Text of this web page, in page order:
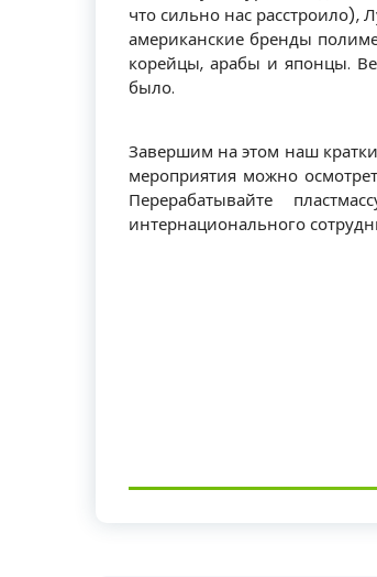
что сильно нас расстроило),
американские бренды
корейцы, арабы и японцы.
было.
Завершим на этом наш
мероприятия можно
Перерабатывайте
интернационального